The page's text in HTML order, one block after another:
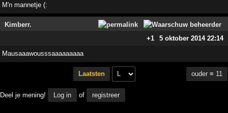
M'n mannetje (:
Kimberr.
+1
5 oktober 2014 22:14
Mausaaawousssaaaaaaaaa
Laatsten ouder ≡ 11
Deel je mening! Log in of registreer